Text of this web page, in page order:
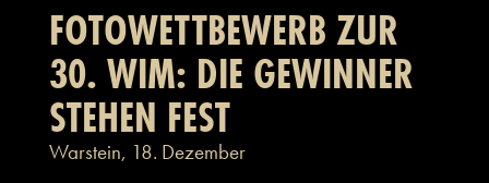
FOTOWETTBEWERB ZUR
30. WIM: DIE GEWINNER
STEHEN FEST
Warstein, 18. Dezember